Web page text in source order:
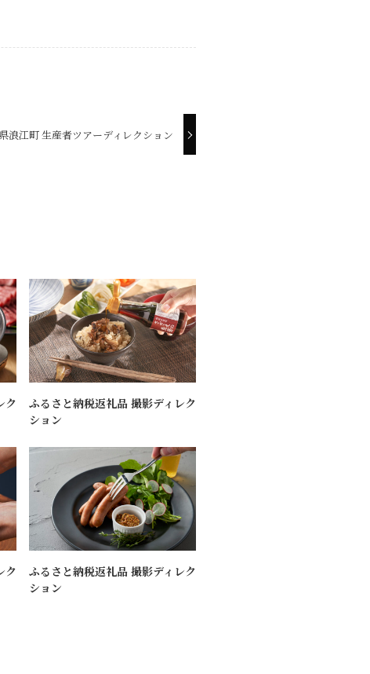
浪江町 生産者ツアーディレクション
ク
ふるさと納税返礼品 撮影ディレク
ション
ク
ふるさと納税返礼品 撮影ディレク
ション